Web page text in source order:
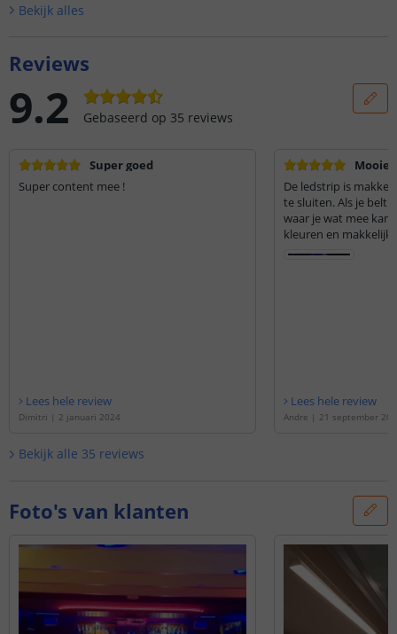
Bekijk alles
Reviews
9.2 Gebaseerd op 35 reviews
Super goed
Super content mee !
Lees hele review
Dimitri | 2 januari 2024
Mooie
De ledstrip is
te sluiten. Als je belt
waar je wat mee
kleuren en makkelijk
Lees hele review
Andre | 21 september
Bekijk alle 35 reviews
Foto's van klanten